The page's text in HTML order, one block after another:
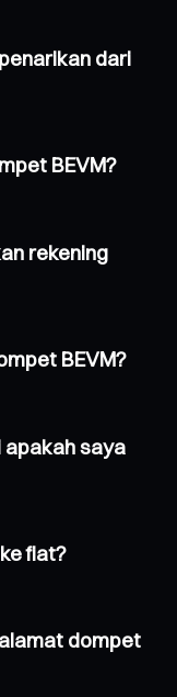
dari
BEVM?
rekening
BEVM?
apakah saya
fiat?
dompet